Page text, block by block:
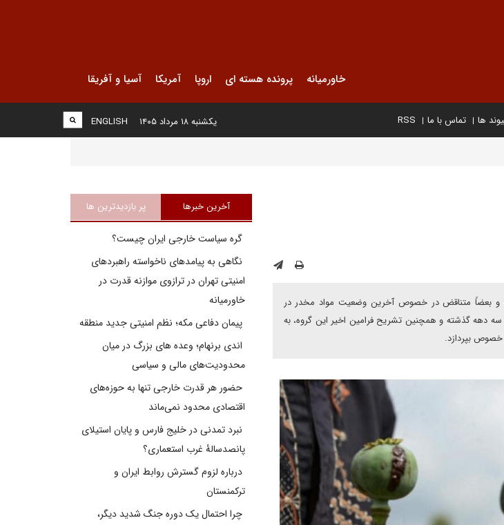
خاورمیانه پرونده هسته ای اروپا آمریکا آسیا و آفریقا
ها تماس با ما RSS
ENGLISH یکشنبه ۱۸ مرداد ۱۴۰۵
و بعضاً متناقض در خصوص آخرین وضعیت مواد مخدر در
دهه گذشته و همچنین تشریح فرامین اخیر این گروه، به
خصوص بپردازد.
آخرین خبرها پر بازدیدترین ها
گره سیاست خارجی ایران چیست؟
نگاهی به پیامدهای ناخواسته راهبردهای
امنیتی تهران در ترازوی موازنه قدرت در
خاورمیانه
پیمان دفاعی مکه؛ نظم امنیتی جدید منطقه
اندی برنهام؛ وعده های بزرگ در میان
محدودیت‌های مالی و سیاسی
حضور هر قدرت خارجی تنها به حوزه‌های
اقتصادی محدود نمی‌ماند
نبرد تمدنی در خلیج فارس و پایان استیلای
پانصدسالۀ غرب استعماری؟
درباره لزوم گسترش روابط ایران و
ترکمنستان
چرا احتمال یک دوره جنگ شدید دیگر،